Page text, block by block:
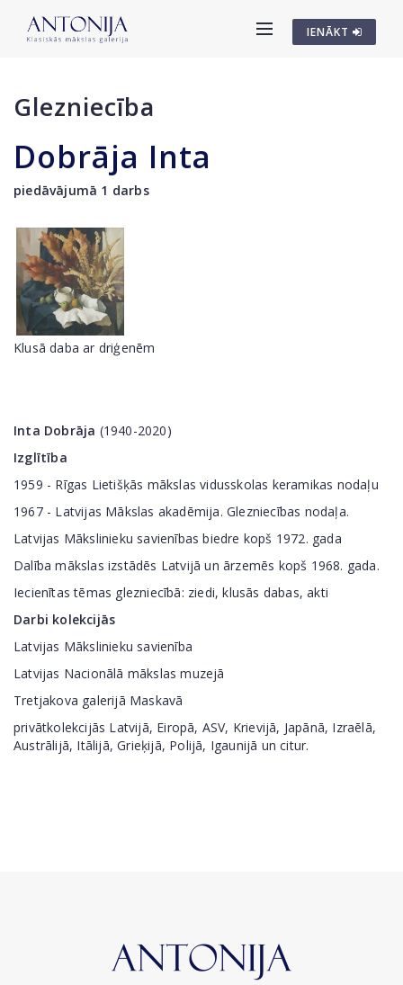
IENĀKT
Glezniecība
Dobrāja Inta
piedāvājumā 1 darbs
Klusā daba ar driģenēm
Inta Dobrāja (1940-2020)
Izglītība
1959 - Rīgas Lietišķās mākslas vidusskolas keramikas nodaļu
1967 - Latvijas Mākslas akadēmija. Glezniecības nodaļa.
Latvijas Mākslinieku savienības biedre kopš 1972. gada
Dalība mākslas izstādēs Latvijā un ārzemēs kopš 1968. gada.
Iecienītas tēmas glezniecībā: ziedi, klusās dabas, akti
Darbi kolekcijās
Latvijas Mākslinieku savienība
Latvijas Nacionālā mākslas muzejā
Tretjakova galerijā Maskavā
privātkolekcijās Latvijā, Eiropā, ASV, Krievijā, Japānā, Izraēlā,
Austrālijā, Itālijā, Grieķijā, Polijā, Igaunijā un citur.